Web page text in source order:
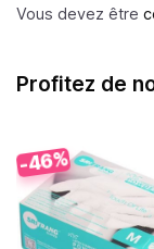
Vous devez être
Profitez de
-46%